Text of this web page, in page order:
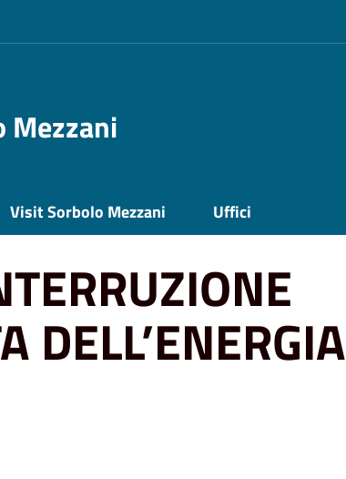
Mezzani
Visit Sorbolo Mezzani Uffici
DELL’ENERGIA ELETTRICA ⚠️
DELL’ENERGIA